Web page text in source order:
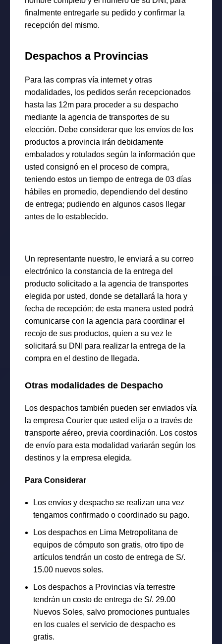
finalmente entregarle su pedido y confirmar la
recepción del mismo.
Despachos a Provincias
Para las compras vía internet y otras
modalidades, los pedidos serán recepcionados
hasta las 12m para proceder a su despacho
mediante la agencia de transportes de su
elección. Debe considerar que los envíos de los
productos a provincia irán debidamente
embalados y rotulados según la información que
usted consignó en el proceso de compra,
teniendo estos un tiempo de entrega de 03 días
hábiles en promedio, dependiendo del destino
de entrega; pudiendo en algunos casos llegar
antes de lo establecido.
Un representante nuestro, le enviará a su correo
electrónico la constancia de la entrega del
producto solicitado a la agencia de transportes
elegida por usted, donde se detallará la hora y
fecha de recepción; de esta manera usted podrá
comunicarse con la agencia para coordinar el
recojo de sus productos, quien a su vez le
solicitará su DNI para realizar la entrega de la
compra en el destino de llegada.
Otras modalidades de Despacho
Los despachos también pueden ser enviados vía
la empresa Courier que usted elija o a través de
transporte aéreo, previa coordinación. Los costos
de envío para esta modalidad variarán según los
destinos y la empresa elegida.
Para Considerar
Los envíos y despacho se realizan una vez
tengamos confirmado o coordinado su pago.
Los despachos en Lima Metropolitana de
equipos de cómputo son gratis, otro tipo de
artículos tendrán un costo de entrega de S/.
15.00 nuevos soles.
Los despachos a Provincias vía terrestre
tendrán un costo de entrega de S/. 29.00
Nuevos Soles, salvo promociones puntuales
en los cuales el servicio de despacho es
gratis.